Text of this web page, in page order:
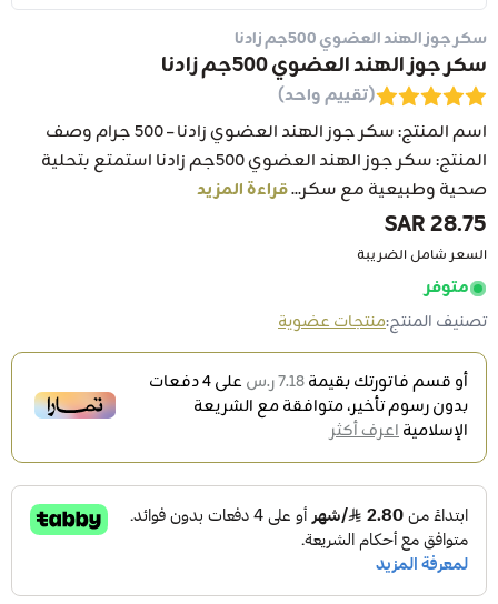
سكر جوز الهند العضوي 500جم زادنا
سكر جوز الهند العضوي 500جم زادنا
(تقييم واحد)
اسم المنتج: سكر جوز الهند العضوي زادنا – 500 جرام وصف
المنتج: سكر جوز الهند العضوي 500جم زادنا استمتع بتحلية
صحية وطبيعية مع سكر...قراءة المزيد
28.75 SAR
السعر شامل الضريبة
متوفر
تصنيف المنتج:منتجات عضوية
أو قسم فاتورتك بقيمة7.18 ر.س على4دفعات
بدون رسوم تأخير، متوافقة مع الشريعة
الإسلاميةاعرف أكثر